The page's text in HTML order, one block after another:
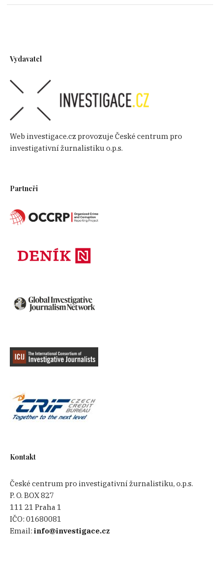
Vydavatel
Web investigace.cz provozuje České centrum pro
investigativní žurnalistiku o.p.s.
Partneři
Kontakt
České centrum pro investigativní žurnalistiku, o.p.s.
P. O. BOX 827
111 21 Praha 1
IČO:01680081
Email:info@investigace.cz